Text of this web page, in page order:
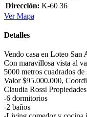
Dirección: K-60 36
Ver Mapa
Detalles
Vendo casa en Loteo San
Con maravillosa vista al
5000 metros cuadrados
Valor $95.000.000,
Claudia Rossi Propiedades
-6 dormitorios
-2 baños